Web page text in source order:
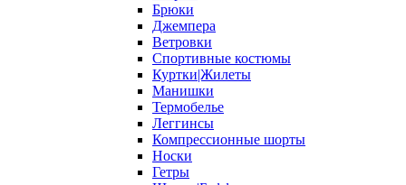
Брюки
Джемпера
Ветровки
Спортивные костюмы
Куртки|Жилеты
Манишки
Термобелье
Леггинсы
Компрессионные шорты
Носки
Гетры